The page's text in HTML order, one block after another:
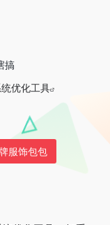
搞
统优化工具
服饰包包